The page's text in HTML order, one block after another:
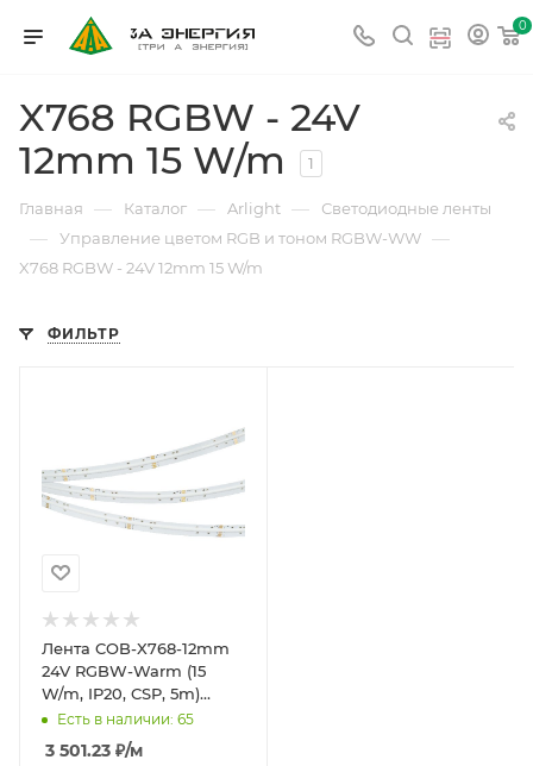
0
X768 RGBW - 24V
12mm 15 W/m
1
Главная — Каталог — Arlight — Светодиодные ленты
— Управление цветом RGB и тоном RGBW-WW —
X768 RGBW - 24V 12mm 15 W/m
ФИЛЬТР
Лента COB-X768-12mm
24V RGBW-Warm (15
W/m, IP20, CSP, 5m)
(Arlight, 5 лет)
Есть в наличии: 65
3 501.23 ₽/м